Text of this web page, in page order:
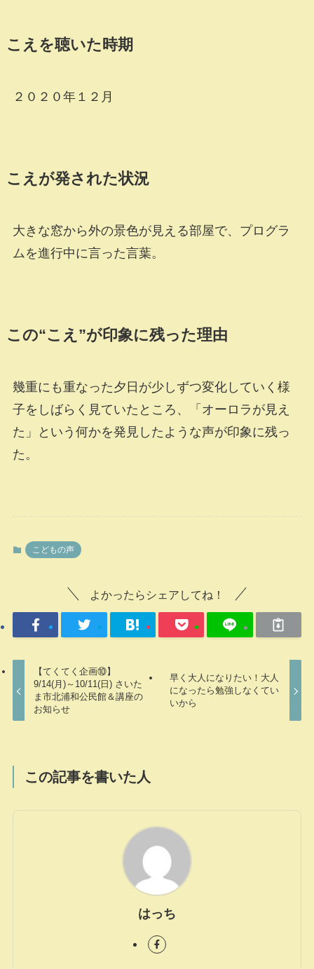
こえを聴いた時期
２０２０年１２月
こえが発された状況
大きな窓から外の景色が見える部屋で、プログラ
ムを進行中に言った言葉。
この“こえ”が印象に残った理由
幾重にも重なった夕日が少しずつ変化していく様
子をしばらく見ていたところ、「オーロラが見え
た」という何かを発見したような声が印象に残っ
た。
こどもの声
よかったらシェアしてね！
【てくてく企画⑩】
9/14(月)～10/11(日) さいた
ま市北浦和公民館＆講座の
お知らせ
早く大人になりたい！大人
になったら勉強しなくてい
いから
この記事を書いた人
はっち